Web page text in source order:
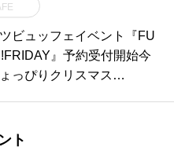
ビュッフェイベント『FU
』予約受付開始今
っぴりクリスマス…
ト